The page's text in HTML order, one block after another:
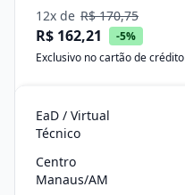
12x de R$ 170,75
R$ 162,21
-5%
Exclusivo no cartão de crédito
EaD / Virtual
Técnico
Centro
Manaus/AM